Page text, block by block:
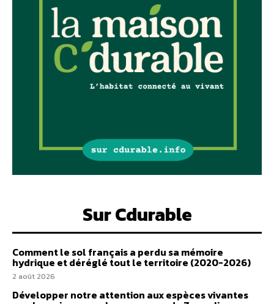
Sur Cdurable
Comment le sol français a perdu sa mémoire
hydrique et déréglé tout le territoire (2020-2026)
2 août 2026
Développer notre attention aux espèces vivantes